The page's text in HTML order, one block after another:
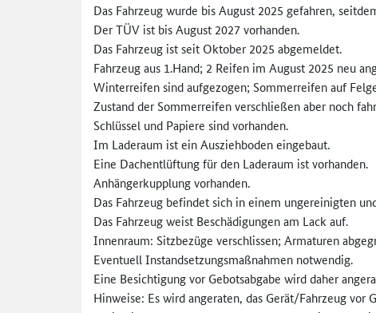
Das Fahrzeug wurde bis August 2025 gefahren,
Der TÜV ist bis August 2027 vorhanden.
Das Fahrzeug ist seit Oktober 2025 abgemeldet.
Fahrzeug aus 1.Hand; 2 Reifen im August 2025 neu
Winterreifen sind aufgezogen; Sommerreifen auf
Zustand der Sommerreifen verschließen aber noch
Schlüssel und Papiere sind vorhanden.
Im Laderaum ist ein Ausziehboden eingebaut.
Eine Dachentlüftung für den Laderaum ist vorhanden.
Anhängerkupplung vorhanden.
Das Fahrzeug befindet sich in einem ungereinigten
Das Fahrzeug weist Beschädigungen am Lack auf.
Innenraum: Sitzbezüge verschlissen; Armaturen
Eventuell Instandsetzungsmaßnahmen notwendig.
Eine Besichtigung vor Gebotsabgabe wird daher
Hinweise: Es wird angeraten, das Gerät/Fahrzeug